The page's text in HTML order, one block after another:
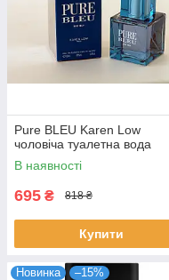
Pure BLEU Karen Low
чоловіча туалетна вода
В наявності
695 ₴ 818 ₴
Купити
Новинка –15%